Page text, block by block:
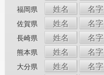
福岡県 姓名 名字
佐賀県 姓名 名字
長崎県 姓名 名字
熊本県 姓名 名字
大分県 姓名 名字